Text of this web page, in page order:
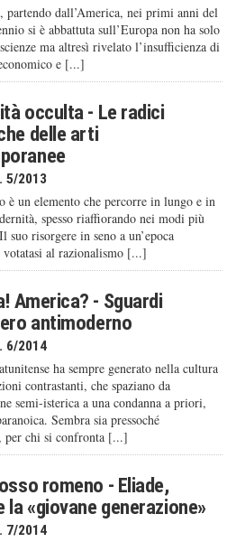
partendo dall’America, nei primi anni del
si è abbattuta sull’Europa non ha solo
ma altresì rivelato l’insufficienza di
e [...]
occulta - Le radici
delle arti
5/2013
è un elemento che percorre in lungo e in
spesso riaffiorando nei modi più
suo risorgere in seno a un’epoca
votatasi al razionalismo [...]
America? - Sguardi
antimoderno
6/2014
ha sempre generato nella cultura
contrastanti, che spaziano da
semi-isterica a una condanna a priori,
Sembra sia pressoché
per chi si confronta [...]
romeno - Eliade,
la «giovane generazione»
7/2014